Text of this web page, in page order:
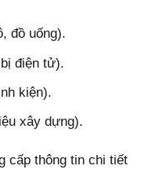
đồ uống).
điện tử).
kiện).
xây dựng).
cấp thông tin chi tiết